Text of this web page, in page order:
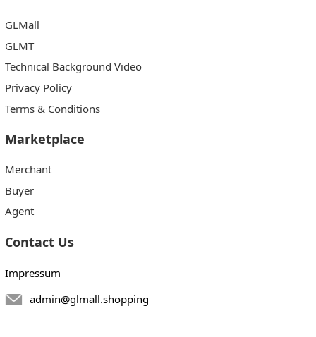
GLMall
GLMT
Technical Background Video
Privacy Policy
Terms & Conditions
Marketplace
Merchant
Buyer
Agent
Contact Us
Impressum
admin@glmall.shopping